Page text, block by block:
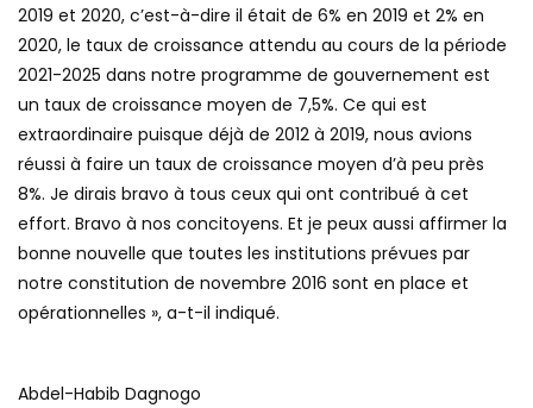
2019 et 2020, c’est-à-dire il était de 6% en 2019 et 2% en
2020, le taux de croissance attendu au cours de la période
2021-2025 dans notre programme de gouvernement est
un taux de croissance moyen de 7,5%. Ce qui est
extraordinaire puisque déjà de 2012 à 2019, nous avions
réussi à faire un taux de croissance moyen d’à peu près
8%. Je dirais bravo à tous ceux qui ont contribué à cet
effort. Bravo à nos concitoyens. Et je peux aussi affirmer la
bonne nouvelle que toutes les institutions prévues par
notre constitution de novembre 2016 sont en place et
opérationnelles », a-t-il indiqué.
Abdel-Habib Dagnogo